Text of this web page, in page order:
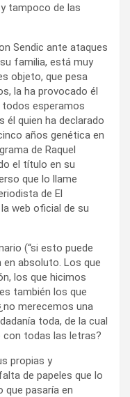
tampoco de las
Sendic ante ataques
familia, está muy
objeto, que pesa
la ha provocado él
todos esperamos
él quien ha declarado
años genética en
de Raquel
el título en su
que lo llame
de El
web oficial de su
(“si esto puede
en absoluto. Los que
los que hicimos
también los que
merecemos una
toda, de la cual
con todas las letras?
propias y
de papeles que lo
que pasaría en